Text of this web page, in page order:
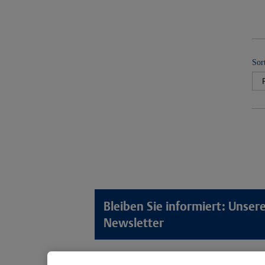
Bleiben Sie informiert:
Newsletter